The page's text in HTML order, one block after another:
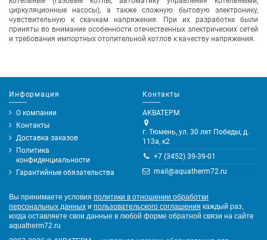
циркуляционные насосы), а также сложную бытовую электронику,
чувствительную к скачкам напряжения. При их разработке были
приняты во внимание особенности отечественных электрических сетей
и требования импортных отопительной котлов к качеству напряжения.
Информация
О компании
Контакты
Доставка заказов
Политика
конфиденциальности
Гарантийные обязательства
Контакты
АКВАТЕРМ
г. Тюмень, ул. 30 лет Победы, д.
113а, к2
+7 (3452) 39-39-01
mail@aquatherm72.ru
Вы принимаете условия политики в отношении обработки
персональных данных и пользовательского соглашения каждый раз,
когда оставляете свои данные в любой форме обратной связи на сайте
aquatherm72.ru